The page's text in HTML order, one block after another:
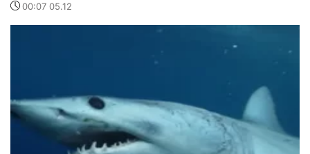
00:07 05.12